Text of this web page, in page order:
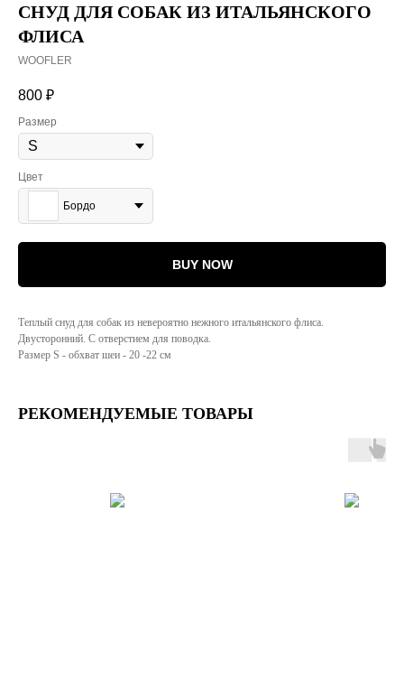
СНУД ДЛЯ СОБАК ИЗ ИТАЛЬЯНСКОГО
ФЛИСА
WOOFLER
800 ₽
Размер
Цвет
Бордо
BUY NOW
Теплый снуд для собак из невероятно нежного итальянского флиса.
Двусторонний. С отверстием для поводка.
Размер S - обхват шеи - 20 -22 см
РЕКОМЕНДУЕМЫЕ ТОВАРЫ